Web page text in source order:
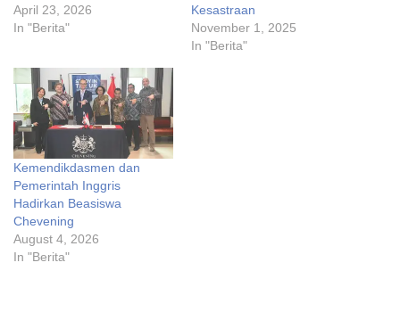
April 23, 2026
In "Berita"
Kesastraan
November 1, 2025
In "Berita"
Kemendikdasmen dan
Pemerintah Inggris
Hadirkan Beasiswa
Chevening
August 4, 2026
In "Berita"